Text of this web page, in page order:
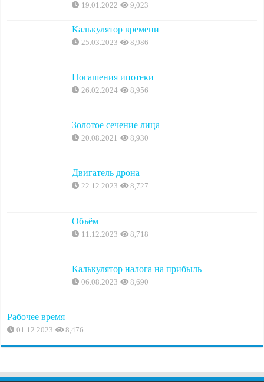
19.01.2022 9,023
Калькулятор времени
25.03.2023 8,986
Погашения ипотеки
26.02.2024 8,956
Золотое сечение лица
20.08.2021 8,930
Двигатель дрона
22.12.2023 8,727
Объём
11.12.2023 8,718
Калькулятор налога на прибыль
06.08.2023 8,690
Рабочее время
01.12.2023 8,476